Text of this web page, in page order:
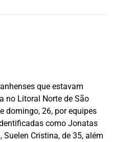
que estavam
no Litoral Norte de São
domingo, 26, por equipes
como Jonatas
Suelen Cristina, de 35, além